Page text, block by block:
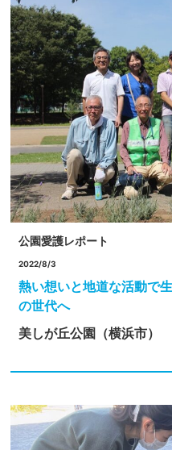
公園愛護レポート
2022/8/3
熱い想いと地道な活動で
の世代へ
美しが丘公園（横浜市）